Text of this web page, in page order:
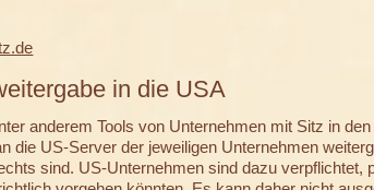
in die USA
anderem Tools von Unternehmen mit Sitz in
die US-Server der jeweiligen Unternehmen
sind. US-Unternehmen sind dazu